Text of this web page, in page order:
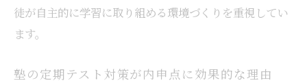
徒が自主的に学習に取り組める環境づくりを重視してい
ます。
塾の定期テスト対策が内申点に効果的な理由